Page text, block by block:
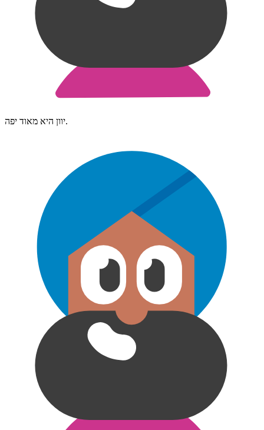
יוון היא מאוד יפה.